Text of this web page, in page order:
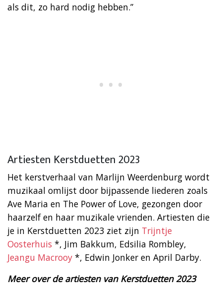
als dit, zo hard nodig hebben.”
Artiesten Kerstduetten 2023
Het kerstverhaal van Marlijn Weerdenburg wordt
muzikaal omlijst door bijpassende liederen zoals
Ave Maria en The Power of Love, gezongen door
haarzelf en haar muzikale vrienden. Artiesten die
je in Kerstduetten 2023 ziet zijn Trijntje
Oosterhuis *, Jim Bakkum, Edsilia Rombley,
Jeangu Macrooy *, Edwin Jonker en April Darby.
Meer over de artiesten van Kerstduetten 2023